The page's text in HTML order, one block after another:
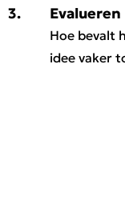
3.
Evalueren
Hoe bevalt
idee vaker